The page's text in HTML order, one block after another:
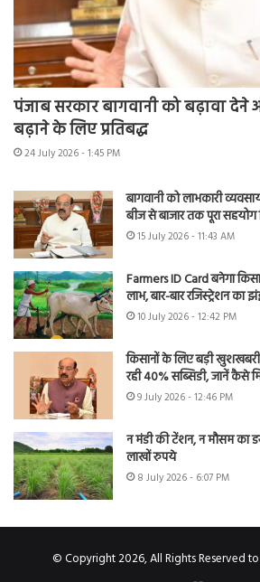
पंजाब सरकार बागवानी को बढ़ावा
बढ़ाने के लिए प्रतिबद्ध
24 July 2026 - 1:45 PM
बागवानी को लाभकारी
बीज से बाजार तक पूरा सहयोग
15 July 2026 - 11:43 AM
Farmers ID Card बनेगा
लाभ, बार-बार रजिस्ट्रेशन
10 July 2026 - 12:42 PM
किसानों के लिए बड़ी
रही 40% सब्सिडी, जानें कैसे
9 July 2026 - 12:46 PM
न मंडी की टेंशन, न मौसम का
लाखों रुपये
8 July 2026 - 6:07 PM
© Copyright 2026, All Rights Reserved